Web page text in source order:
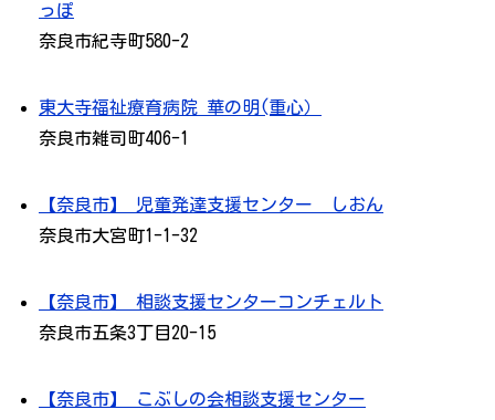
っぽ
奈良市紀寺町580-2
東大寺福祉療育病院 華の明(重心）
奈良市雑司町406-1
【奈良市】 児童発達支援センター しおん
奈良市大宮町1-1-32
【奈良市】 相談支援センターコンチェルト
奈良市五条3丁目20-15
【奈良市】 こぶしの会相談支援センター